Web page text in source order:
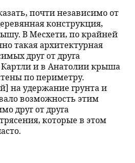
почти независимо от
конструкция,
В Месхети, по крайней
такая архитектурная
друг от друга
Картли и в Анатолии крыша
по периметру.
на удержание грунта и
возможность этим
друг от друга
которые в этом